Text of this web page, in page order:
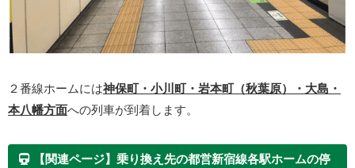
２番線ホームには神保町・小川町・岩本町（秋葉原）・大島・
本八幡方面への列車が到着します。
【関連ページ】乗り換え先の都営新宿線各駅ホームの停